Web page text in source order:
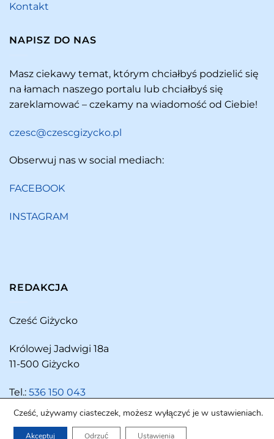
Kontakt
NAPISZ DO NAS
Masz ciekawy temat, którym chciałbyś podzielić się
na łamach naszego portalu lub chciałbyś się
zareklamować – czekamy na wiadomość od Ciebie!
czesc@czescgizycko.pl
Obserwuj nas w social mediach:
FACEBOOK
INSTAGRAM
REDAKCJA
Cześć Giżycko
Królowej Jadwigi 18a
11-500 Giżycko
Tel.: 536 150 043
Cześć, używamy ciasteczek, możesz wyłączyć je w ustawieniach.
Akceptuj Odrzuć Ustawienia